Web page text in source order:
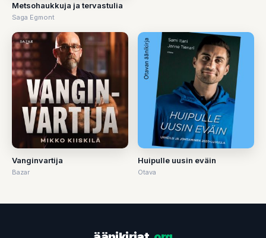
Metsohaukkuja ja tervastulia
Saga Egmont
Vanginvartija
Bazar
Huipulle uusin eväin
Otava